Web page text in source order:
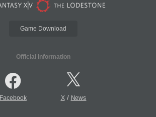
Game Download
Official Information
Facebook X/ News